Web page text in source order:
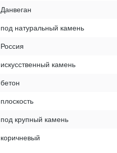
Данвеган
под натуральный камень
Россия
искусственный камень
бетон
плоскость
под крупный камень
коричневый